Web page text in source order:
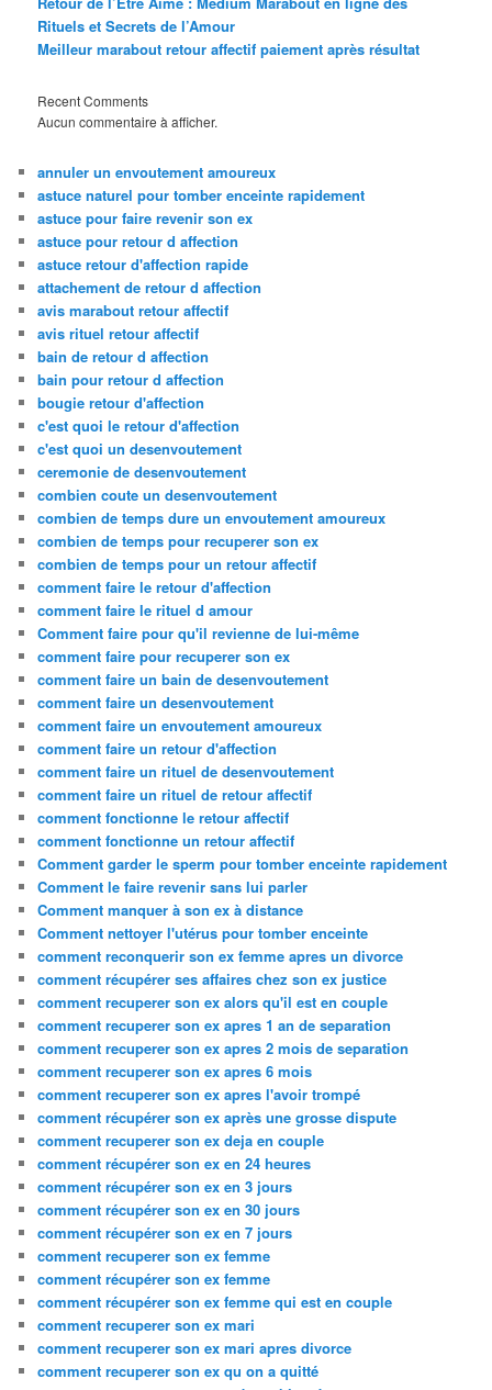
Rituels et Secrets de l’Amour
Meilleur marabout retour affectif paiement après résultat
Recent Comments
Aucun commentaire à afficher.
annuler un envoutement amoureux
astuce naturel pour tomber enceinte rapidement
astuce pour faire revenir son ex
astuce pour retour d affection
astuce retour d'affection rapide
attachement de retour d affection
avis marabout retour affectif
avis rituel retour affectif
bain de retour d affection
bain pour retour d affection
bougie retour d'affection
c'est quoi le retour d'affection
c'est quoi un desenvoutement
ceremonie de desenvoutement
combien coute un desenvoutement
combien de temps dure un envoutement amoureux
combien de temps pour recuperer son ex
combien de temps pour un retour affectif
comment faire le retour d'affection
comment faire le rituel d amour
Comment faire pour qu'il revienne de lui-même
comment faire pour recuperer son ex
comment faire un bain de desenvoutement
comment faire un desenvoutement
comment faire un envoutement amoureux
comment faire un retour d'affection
comment faire un rituel de desenvoutement
comment faire un rituel de retour affectif
comment fonctionne le retour affectif
comment fonctionne un retour affectif
Comment garder le sperm pour tomber enceinte rapidement
Comment le faire revenir sans lui parler
Comment manquer à son ex à distance
Comment nettoyer l'utérus pour tomber enceinte
comment reconquerir son ex femme apres un divorce
comment récupérer ses affaires chez son ex justice
comment recuperer son ex alors qu'il est en couple
comment recuperer son ex apres 1 an de separation
comment recuperer son ex apres 2 mois de separation
comment recuperer son ex apres 6 mois
comment recuperer son ex apres l'avoir trompé
comment récupérer son ex après une grosse dispute
comment recuperer son ex deja en couple
comment récupérer son ex en 24 heures
comment récupérer son ex en 3 jours
comment récupérer son ex en 30 jours
comment récupérer son ex en 7 jours
comment recuperer son ex femme
comment récupérer son ex femme
comment récupérer son ex femme qui est en couple
comment recuperer son ex mari
comment recuperer son ex mari apres divorce
comment recuperer son ex qu on a quitté